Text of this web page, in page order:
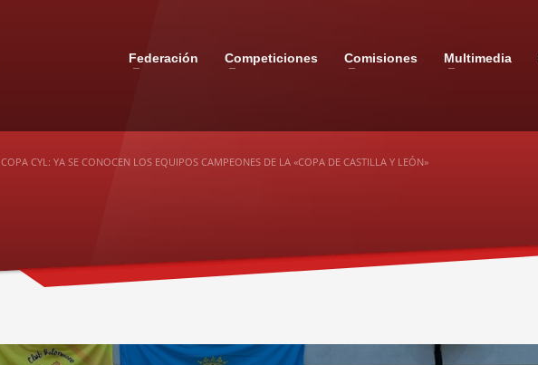
Federación Competiciones Comisiones Multimedia
COPA CYL: YA SE CONOCEN LOS EQUIPOS CAMPEONES DE LA «COPA DE CASTILLA Y LEÓN»